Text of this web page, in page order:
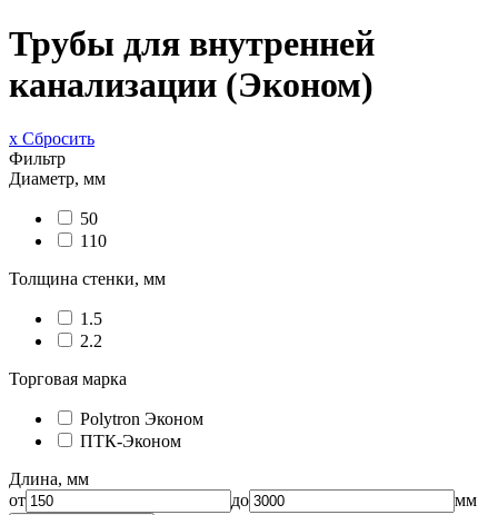
Трубы для внутренней
канализации (Эконом)
x Сбросить
Фильтр
Диаметр, мм
50
110
Толщина стенки, мм
1.5
2.2
Торговая марка
Polytron Эконом
ПТК-Эконом
Длина, мм
от
до мм